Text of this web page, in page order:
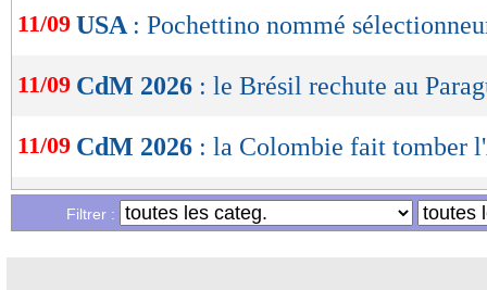
11/09 USA : Pochettino nommé
11/09 CdM 2026 : le Brésil rechute au
11/09 CdM 2026 : la Colombie fait tomber
Liste des brèves du mar. 10
Filtrer :